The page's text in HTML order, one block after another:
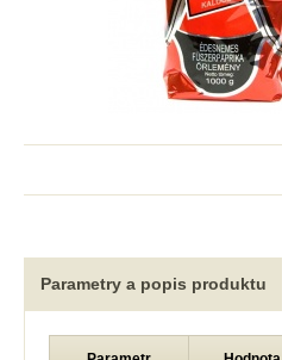
Parametry a popis produktu